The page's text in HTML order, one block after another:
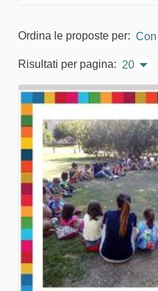
Ordina le proposte per:
Risultati per pagina: 20